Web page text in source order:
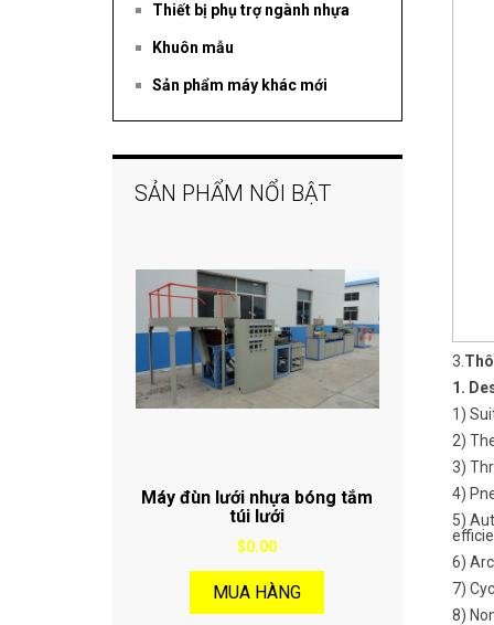
3.
1.
1)
2)
3)
4)
5)
6)
7)
8)
Thiết bị phụ trợ ngành nhựa
Khuôn mẫu
Sản phẩm máy khác mới
SẢN PHẨM NỔI BẬT
Máy đùn lưới nhựa bóng tắm
túi lưới
$0.00
MUA HÀNG